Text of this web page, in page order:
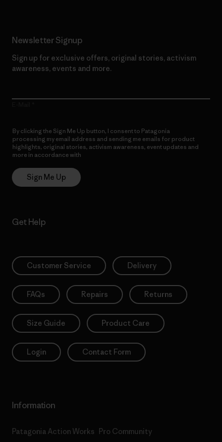
Newsletter Signup
Sign up for exclusive offers, original stories, activism
awareness, events and more.
By clicking the Sign Me Up button, I consent to Patagonia
processing my email address and sending me emails for product
highlights, original stories, activism awareness, event updates and
more in accordance with
Sign Me Up
Get Help
Customer Service Delivery
FAQs Repairs Returns
Size Guide Product Care
Login Contact Form
Information
Patagonia Action Works Pro Community